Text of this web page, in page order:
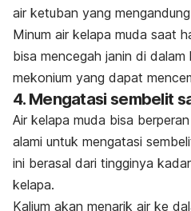
air ketuban yang
Minum air kelapa muda saat
bisa mencegah janin di
mekonium yang dapat
4. Mengatasi sembelit
Air kelapa muda bisa
alami untuk mengatasi
ini berasal dari tingginya
kelapa.
Kalium akan menarik air ke